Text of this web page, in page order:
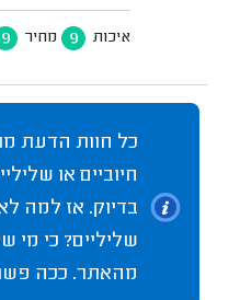
איכות 9 מחיר 9
כל חוות הדעת
חיוביים או
בדיוק. אז למה
שליליים? כי מי
מהאתר. ככה